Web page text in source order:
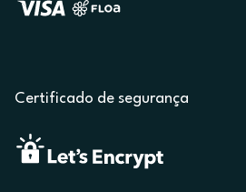
Certificado de segurança